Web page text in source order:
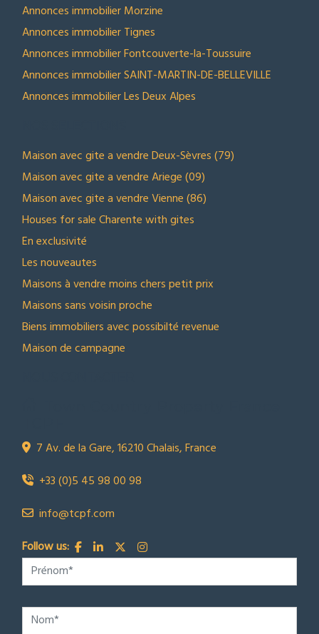
Annonces immobilier Morzine
Annonces immobilier Tignes
Annonces immobilier Fontcouverte-la-Toussuire
Annonces immobilier SAINT-MARTIN-DE-BELLEVILLE
Annonces immobilier Les Deux Alpes
Maison avec gite a vendre Deux-Sèvres (79)
Maison avec gite a vendre Ariege (09)
Maison avec gite a vendre Vienne (86)
Houses for sale Charente with gites
En exclusivité
Les nouveautes
Maisons à vendre moins chers petit prix
Maisons sans voisin proche
Biens immobiliers avec possibilté revenue
Maison de campagne
7 Av. de la Gare, 16210 Chalais, France
+33 (0)5 45 98 00 98
info@tcpf.com
Follow us: